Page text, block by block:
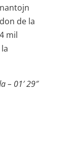
de la
mil
– 01′ 29″